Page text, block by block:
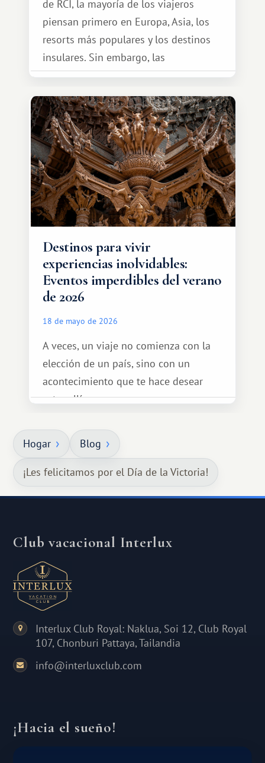
de RCI, la mayoría de los viajeros
piensan primero en Europa, Asia, los
resorts más populares y los destinos
insulares. Sin embargo, las
oportunidades que ofrece el sistema
de intercambio son mucho más
amplias. Entre ellas se encuentra
África, un continente que ofrece una
experiencia de viaje completamente
diferente.
Destinos para vivir
experiencias inolvidables:
Eventos imperdibles del verano
de 2026
18 de mayo de 2026
A veces, un viaje no comienza con la
elección de un país, sino con un
acontecimiento que te hace desear
estar allí...
Hogar Blog
¡Les felicitamos por el Día de la Victoria!
Club vacacional Interlux
Interlux Club Royal: Naklua, Soi 12, Club Royal
107, Chonburi Pattaya, Tailandia
info@interluxclub.com
¡Hacia el sueño!